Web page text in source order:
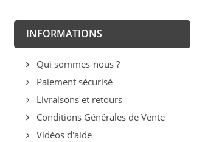
INFORMATIONS
Qui sommes-nous ?
Paiement sécurisé
Livraisons et retours
Conditions Générales de Vente
Vidéos d'aide